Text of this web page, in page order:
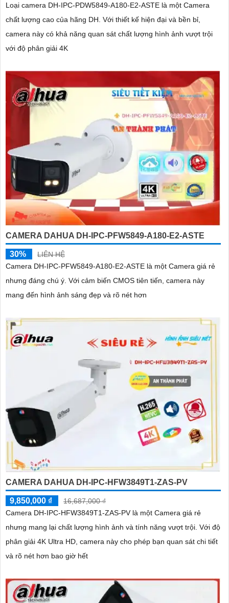
Loại camera DH-IPC-PDW5849-A180-E2-ASTE là một Camera
chất lượng cao của hãng DH. Với thiết kế hiện đại và bền bỉ,
camera này có khả năng quan sát chất lượng hình ảnh vượt trội
với độ phân giải 4K
CAMERA DAHUA DH-IPC-PFW5849-A180-E2-ASTE
30%
LIÊN HỆ
Camera DH-IPC-PFW5849-A180-E2-ASTE là một Camera giá rẻ
nhưng đáng chú ý. Với cảm biến CMOS tiên tiến, camera này
mang đến hình ảnh sáng đẹp và rõ nét hơn
CAMERA DAHUA DH-IPC-HFW3849T1-ZAS-PV
9,850,000 ₫
16,687,000 ₫
Camera DH-IPC-HFW3849T1-ZAS-PV là một Camera giá rẻ
nhưng mang lại chất lượng hình ảnh và tính năng vượt trội. Với độ
phân giải 4K Ultra HD, camera này cho phép bạn quan sát chi tiết
và rõ nét hơn bao giờ hết